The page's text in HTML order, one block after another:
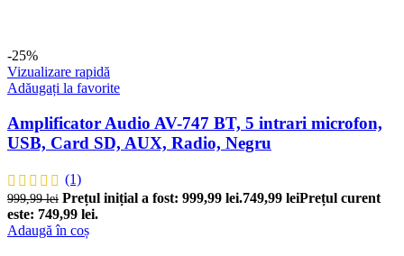
-25%
Vizualizare rapidă
Adăugați la favorite
Amplificator Audio AV-747 BT, 5 intrari microfon,
USB, Card SD, AUX, Radio, Negru
(1)
999,99lei Prețul inițial a fost: 999,99 lei.749,99 leiPrețul curent
este: 749,99 lei.
Adaugă în coș